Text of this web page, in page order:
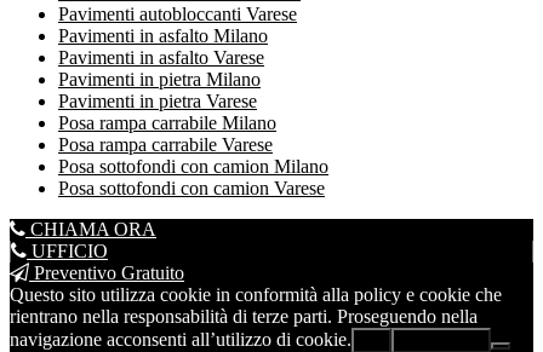
Pavimenti autobloccanti Varese
Pavimenti in asfalto Milano
Pavimenti in asfalto Varese
Pavimenti in pietra Milano
Pavimenti in pietra Varese
Posa rampa carrabile Milano
Posa rampa carrabile Varese
Posa sottofondi con camion Milano
Posa sottofondi con camion Varese
CHIAMA ORA
UFFICIO
Preventivo Gratuito
Questo sito utilizza cookie in conformità alla policy e cookie che
rientrano nella responsabilità di terze parti. Proseguendo nella
navigazione acconsenti all’utilizzo di cookie.